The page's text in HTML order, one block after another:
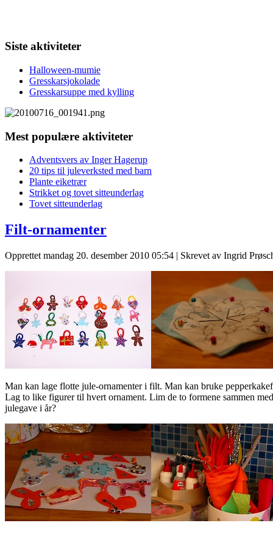
Siste aktiviteter
Halloween-mumie
Gresskarsjokolade
Gresskarsuppe med kylling
Mest populære aktiviteter
Adventsvers av Inger Hagerup
20 tips til juleverksted med barn
Plante eiketrær
Strikket og tovet sitteunderlag
Tovet sitteunderlag
Filt-ornamenter
Opprettet mandag 20. desember 2010 05:54 | Skrevet av Ingrid
Man kan lage flotte jule-ornamenter i filt. Man kan bruke
Lag to like figurer til hvert ornament. Lim de to formene sammen
julegave i år?